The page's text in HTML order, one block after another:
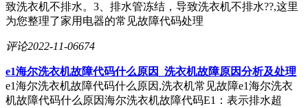
致洗衣机不排水。3、排水管冻结，导致洗衣机不排水??,这里
为您整理了家用电器的常见故障代码处理
评论2022-11-06674
e1海尔洗衣机故障代码什么原因_洗衣机故障原因分析及处理
e1海尔洗衣机故障代码什么原因,洗衣机常见故障e1海尔洗衣
机故障代码什么原因海尔洗衣机故障代码E1：表示排水超